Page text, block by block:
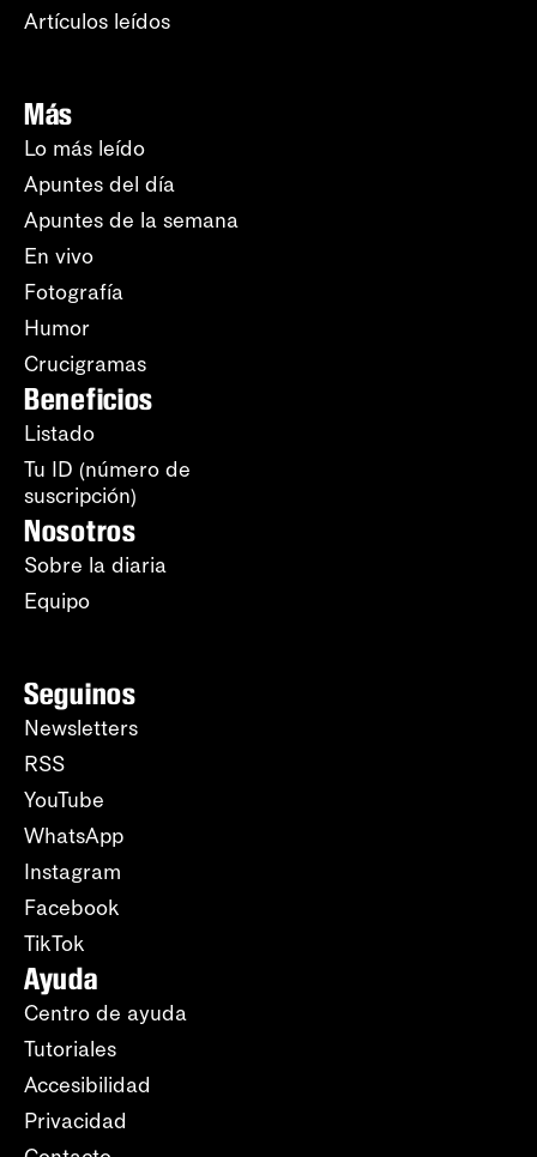
Artículos leídos
Más
Lo más leído
Apuntes del día
Apuntes de la semana
En vivo
Fotografía
Humor
Crucigramas
Beneficios
Listado
Tu ID (número de
suscripción)
Nosotros
Sobre la diaria
Equipo
Seguinos
Newsletters
RSS
YouTube
WhatsApp
Instagram
Facebook
TikTok
Ayuda
Centro de ayuda
Tutoriales
Accesibilidad
Privacidad